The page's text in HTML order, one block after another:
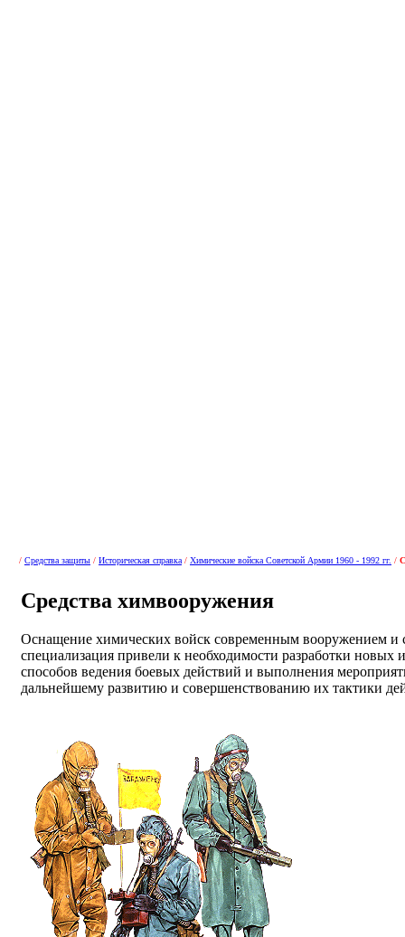
/ Средства защиты / Историческая справка / Химические войска Советской Армии 1960 - 1992 гг. /
Средства химвооружения
Оснащение химических войск современным вооружением и
специализация привели к необходимости разработки
способов ведения боевых действий и выполнения
дальнейшему развитию и совершенствованию их тактики